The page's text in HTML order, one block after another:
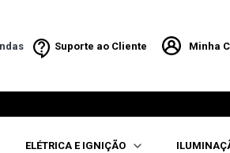
Suporte ao Cliente Minha
ELÉTRICA E IGNIÇÃO